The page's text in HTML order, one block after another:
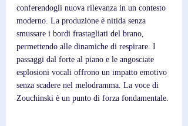
conferendogli nuova rilevanza in un contesto
moderno. La produzione è nitida senza
smussare i bordi frastagliati del brano,
permettendo alle dinamiche di respirare. I
passaggi dal forte al piano e le angosciate
esplosioni vocali offrono un impatto emotivo
senza scadere nel melodramma. La voce di
Zouchinski è un punto di forza fondamentale.